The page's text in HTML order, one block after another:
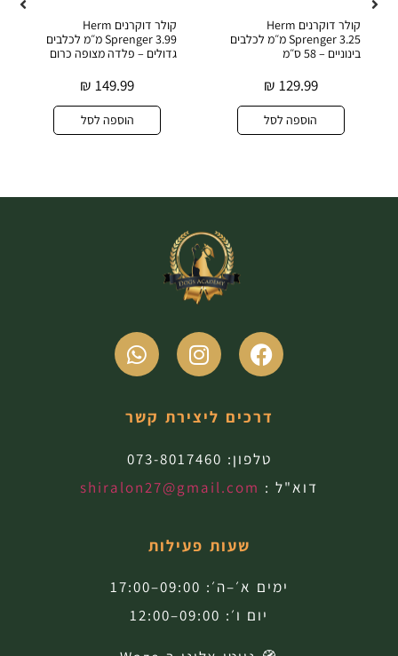
קולר דוקרנים Herm
Sprenger 3.25 מ״מ לכלבים
בינוניים – 58 ס״מ
129.99
₪
הוספה לסל
קולר דוקרנים Herm
Sprenger 3.99 מ״מ לכלבים
גדולים – פלדה מצופה כרום
149.99
₪
הוספה לסל
דרכים ליצירת קשר
טלפון: 073-8017460
דוא"ל : shiralon27@gmail.com
שעות פעילות
ימים א׳–ה׳: 09:00–17:00
יום ו׳: 09:00–12:00